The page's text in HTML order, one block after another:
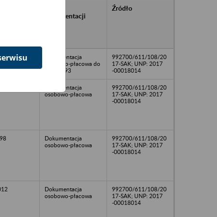
dokumentacji
Źródło
Dokumentacja
osobowo-płacowa do
roku 1993
992700/611/108/20
17-SAK; UNP: 2017
-00018014
Dokumentacja
osobowo-płacowa
992700/611/108/20
17-SAK; UNP: 2017
-00018014
Dokumentacja
osobowo-płacowa
992700/611/108/20
17-SAK; UNP: 2017
-00018014
Dokumentacja
osobowo-płacowa
992700/611/108/20
17-SAK; UNP: 2017
-00018014